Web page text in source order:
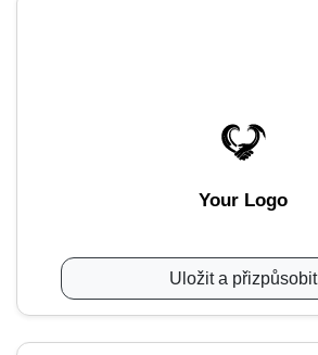
Your Logo
Uložit a přizpůsobit